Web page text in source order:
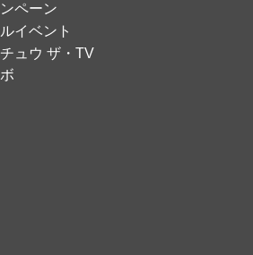
ペーン
イベント
ュウ ザ・TV